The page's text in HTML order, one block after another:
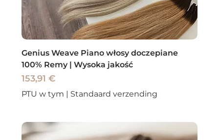
Genius Weave Piano włosy doczepiane
100% Remy | Wysoka jakość
Cena
153,91 €
PTU w tym Standaard verzending